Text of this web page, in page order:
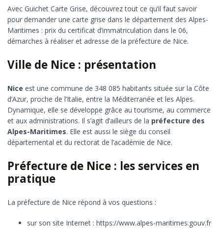
Avec Guichet Carte Grise, découvrez tout ce qu’il faut savoir
pour demander une carte grise dans le département des Alpes-
Maritimes : prix du certificat d’immatriculation dans le 06,
démarches à réaliser et adresse de la préfecture de Nice.
Ville de Nice : présentation
Nice est une commune de 348 085 habitants située sur la Côte
d’Azur, proche de l’Italie, entre la Méditerranée et les Alpes.
Dynamique, elle se développe grâce au tourisme, au commerce
et aux administrations. Il s’agit d’ailleurs de la préfecture des
Alpes-Maritimes. Elle est aussi le siège du conseil
départemental et du rectorat de l’académie de Nice.
Préfecture de Nice : les services en
pratique
La préfecture de Nice répond à vos questions :
sur son site Internet : https://www.alpes-maritimes.gouv.fr